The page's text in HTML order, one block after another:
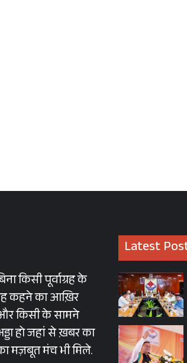
किसी पूर्वाग्रह के
कहने का आख़िर
किसी के सामने
हो जहां से ख़बर का
मज़बूत मंच भी मिले.
Latest